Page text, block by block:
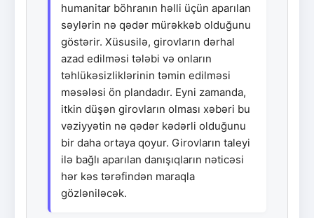
humanitar böhranın həlli üçün aparılan
səylərin nə qədər mürəkkəb olduğunu
göstərir. Xüsusilə, girovların dərhal
azad edilməsi tələbi və onların
təhlükəsizliklərinin təmin edilməsi
məsələsi ön plandadır. Eyni zamanda,
itkin düşən girovların olması xəbəri bu
vəziyyətin nə qədər kədərli olduğunu
bir daha ortaya qoyur. Girovların taleyi
ilə bağlı aparılan danışıqların nəticəsi
hər kəs tərəfindən maraqla
gözləniləcək.